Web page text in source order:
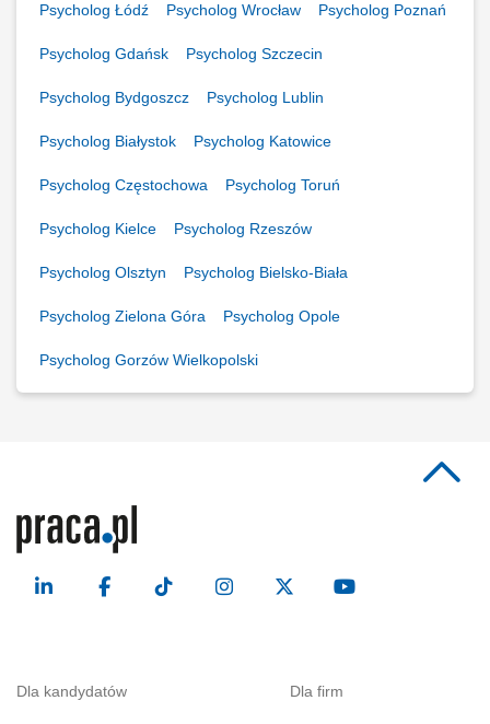
Psycholog Łódź Psycholog Wrocław Psycholog Poznań
Psycholog Gdańsk Psycholog Szczecin
Psycholog Bydgoszcz Psycholog Lublin
Psycholog Białystok Psycholog Katowice
Psycholog Częstochowa Psycholog Toruń
Psycholog Kielce Psycholog Rzeszów
Psycholog Olsztyn Psycholog Bielsko-Biała
Psycholog Zielona Góra Psycholog Opole
Psycholog Gorzów Wielkopolski
Dla kandydatów Dla firm